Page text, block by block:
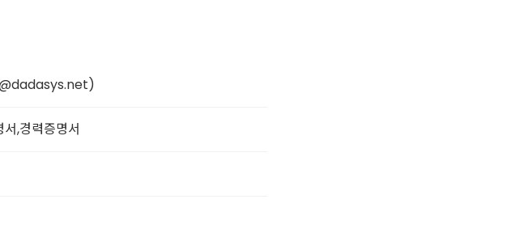
,경력증명서